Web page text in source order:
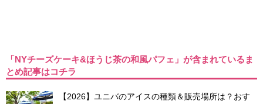
「NYチーズケーキ&ほうじ茶の和風パフェ」が含まれているま
とめ記事はコチラ
【2026】ユニバのアイスの種類＆販売場所は？おす